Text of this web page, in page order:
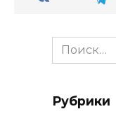
Search
for:
Рубрики